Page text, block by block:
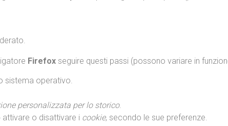
Firefox seguire questi passi (possono variare in
sistema operativo.
personalizzata per lo storico.
o disattivare i cookie, secondo le sue preferenze.